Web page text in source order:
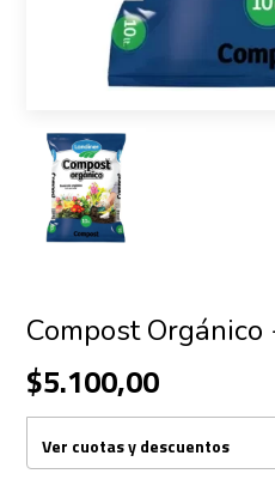
Compost
$5.100,00
Ver cuotas y descuentos